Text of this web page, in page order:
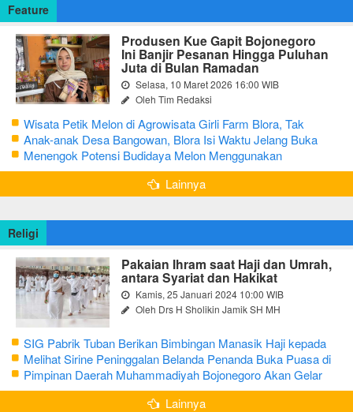
Feature
Produsen Kue Gapit Bojonegoro
Ini Banjir Pesanan Hingga Puluhan
Juta di Bulan Ramadan
Selasa, 10 Maret 2026 16:00 WIB
Oleh Tim Redaksi
Wisata Petik Melon di Agrowisata Girli Farm Blora, Tak
Sampai 5 Hari Sudah Ludes Terjual
Anak-anak Desa Bangowan, Blora Isi Waktu Jelang Buka
Puasa dengan Latihan Gamelan
Menengok Potensi Budidaya Melon Menggunakan
Greenhouse di Bojonegoro
Lainnya
Religi
Pakaian Ihram saat Haji dan Umrah,
antara Syariat dan Hakikat
Kamis, 25 Januari 2024 10:00 WIB
Oleh Drs H Sholikin Jamik SH MH
SIG Pabrik Tuban Berikan Bimbingan Manasik Haji kepada
CJH Kabupaten Tuban
Melihat Sirine Peninggalan Belanda Penanda Buka Puasa di
Pendopo Bupati Blora
Pimpinan Daerah Muhammadiyah Bojonegoro Akan Gelar
Salat Iduladha 9 Juli 2022
Lainnya